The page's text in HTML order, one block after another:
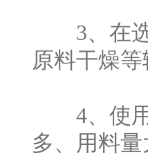
3、在选
原料干燥
4、使用
多、用料